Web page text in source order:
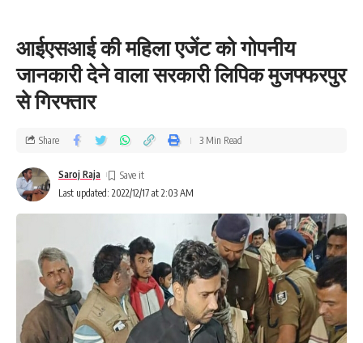
आईएसआई की महिला एजेंट को गोपनीय
जानकारी देने वाला सरकारी लिपिक मुजफ्फरपुर
से गिरफ्तार
Last updated: 2022/12/17 at 2:03 AM
Saroj Raja
Share 3 Min Read